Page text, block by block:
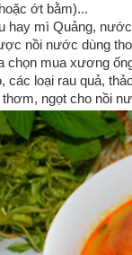
ớt bằm)...
hay mì Quảng,
nồi nước dùng
chọn mua xương
các loại rau quả,
ngọt cho nồi